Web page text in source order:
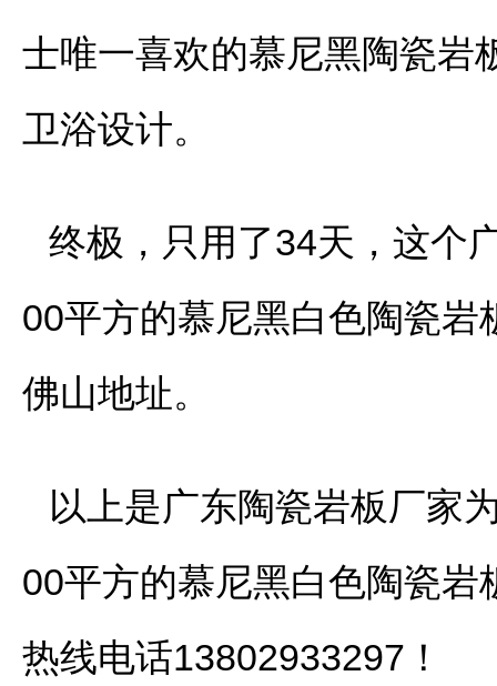
士唯一喜欢的慕尼黑陶瓷岩
卫浴设计。
终极，只用了34天，这个
00平方的慕尼黑白色陶瓷
佛山地址。
以上是广东陶瓷岩板厂家
00平方的慕尼黑白色陶瓷
热线电话13802933297！